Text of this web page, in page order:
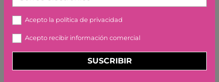
28,00 €
Acepto la política de privacidad
Acepto recibir información comercial
SUSCRIBIR